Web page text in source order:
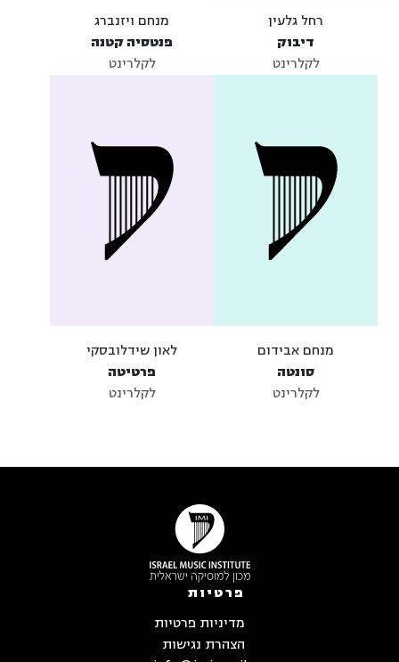
רחל גלעין
דיבוק
לקלרינט
מנחם ויזנברג
פנטסיה קטנה
לקלרינט
מנחם אבידום
סונטה
לקלרינט
לאון שידלובסקי
פרטיטה
לקלרינט
פרטיות
מדיניות פרטיות
הצהרת נגישות